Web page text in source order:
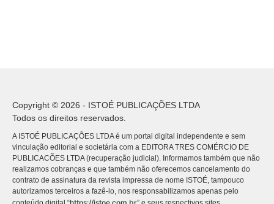
Copyright © 2026 - ISTOÉ PUBLICAÇÕES LTDA
Todos os direitos reservados.
A ISTOÉ PUBLICAÇÕES LTDA é um portal digital independente e sem
vinculação editorial e societária com a EDITORA TRES COMÉRCIO DE
PUBLICACÕES LTDA (recuperação judicial). Informamos também que não
realizamos cobranças e que também não oferecemos cancelamento do
contrato de assinatura da revista impressa de nome ISTOÉ, tampouco
autorizamos terceiros a fazê-lo, nos responsabilizamos apenas pelo